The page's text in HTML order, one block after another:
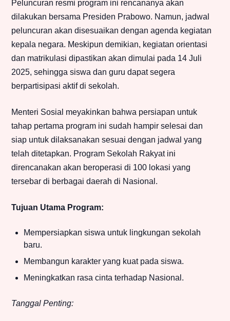
Peluncuran resmi program ini rencananya akan
dilakukan bersama Presiden Prabowo. Namun, jadwal
peluncuran akan disesuaikan dengan agenda kegiatan
kepala negara. Meskipun demikian, kegiatan orientasi
dan matrikulasi dipastikan akan dimulai pada 14 Juli
2025, sehingga siswa dan guru dapat segera
berpartisipasi aktif di sekolah.
Menteri Sosial meyakinkan bahwa persiapan untuk
tahap pertama program ini sudah hampir selesai dan
siap untuk dilaksanakan sesuai dengan jadwal yang
telah ditetapkan. Program Sekolah Rakyat ini
direncanakan akan beroperasi di 100 lokasi yang
tersebar di berbagai daerah di Nasional.
Tujuan Utama Program:
Mempersiapkan siswa untuk lingkungan sekolah
baru.
Membangun karakter yang kuat pada siswa.
Meningkatkan rasa cinta terhadap Nasional.
Tanggal Penting: